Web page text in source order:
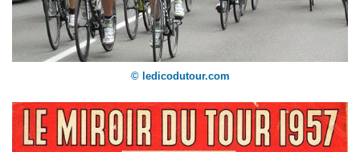
© ledicodutour.com